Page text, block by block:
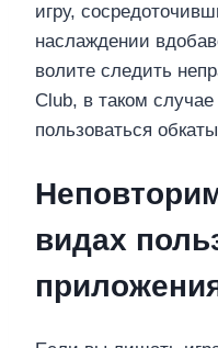
игру,
наслаждении
волите следить
Club, в таком
пользоваться
видах